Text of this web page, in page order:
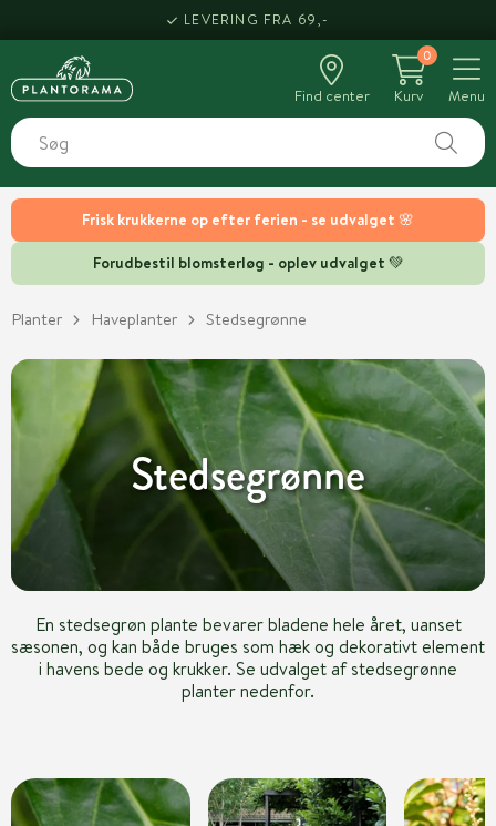
Frisk krukkerne op efter ferien - se udvalget 🌸
Forudbestil blomsterløg - oplev udvalget 💚
LEVERING FRA 69,-
Find center
0
Kurv
Menu
Planter Haveplanter Stedsegrønne
Stedsegrønne
En stedsegrøn plante bevarer bladene hele året, uanset
sæsonen, og kan både bruges som hæk og dekorativt element
i havens bede og krukker. Se udvalget af stedsegrønne
planter nedenfor.